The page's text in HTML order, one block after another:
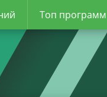
Топ программ